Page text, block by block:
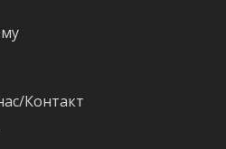
Контакт